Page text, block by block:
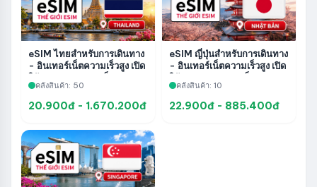
eSIM ไทยสำหรับการเดินทาง
- อินเทอร์เน็ตความเร็วสูง เปิด
คลังสินค้า: 50
20.900đ - 1.670.200đ
eSIM ญี่ปุ่นสำหรับการเดินทาง
- อินเทอร์เน็ตความเร็วสูง เปิด
คลังสินค้า: 10
22.900đ - 885.400đ